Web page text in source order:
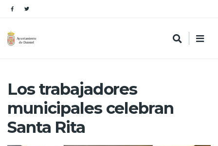
Los trabajadores
municipales celebran
Santa Rita